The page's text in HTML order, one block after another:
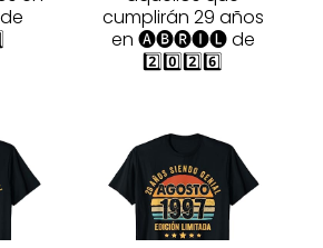
cumplirán 29 años
en 🅐🅑🅡🅘🅛 de
2️⃣0️⃣2️⃣6️⃣